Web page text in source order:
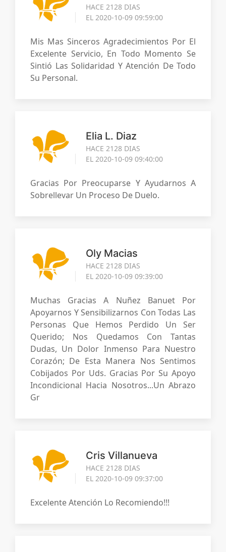
HACE 2128 DIAS
EL 2020-10-09 09:59:00
Mis Mas Sinceros Agradecimientos Por El
Excelente Servicio, En Todo Momento Se
Sintió Las Solidaridad Y Atención De Todo
Su Personal.
Elia L. Diaz
HACE 2128 DIAS
EL 2020-10-09 09:40:00
Gracias Por Preocuparse Y Ayudarnos A
Sobrellevar Un Proceso De Duelo.
Oly Macias
HACE 2128 DIAS
EL 2020-10-09 09:39:00
Muchas Gracias A Nuñez Banuet Por
Apoyarnos Y Sensibilizarnos Con Todas Las
Personas Que Hemos Perdido Un Ser
Querido; Nos Quedamos Con Tantas
Dudas, Un Dolor Inmenso Para Nuestro
Corazón; De Esta Manera Nos Sentimos
Cobijados Por Uds. Gracias Por Su Apoyo
Incondicional Hacia Nosotros...un Abrazo
Gr
Cris Villanueva
HACE 2128 DIAS
EL 2020-10-09 09:37:00
Excelente Atención Lo Recomiendo!!!